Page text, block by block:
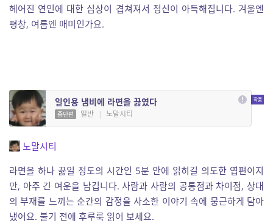
헤어진 연인에 대한 심상이 겹쳐져서 정신이 아득해집니다. 겨울엔
평창, 여름엔 매미인가요.
일인용 냄비에 라면을 끓였다
중단편 일반 | 노말시티
노말시티
라면을 하나 끓일 정도의 시간인 5분 안에 읽히길 의도한 엽편이지
만, 아주 긴 여운을 남깁니다. 사람과 사람의 공통점과 차이점, 상대
의 부재를 느끼는 순간의 감정을 사소한 이야기 속에 뭉근하게 담아
냈어요. 불기 전에 후루룩 읽어 보세요.